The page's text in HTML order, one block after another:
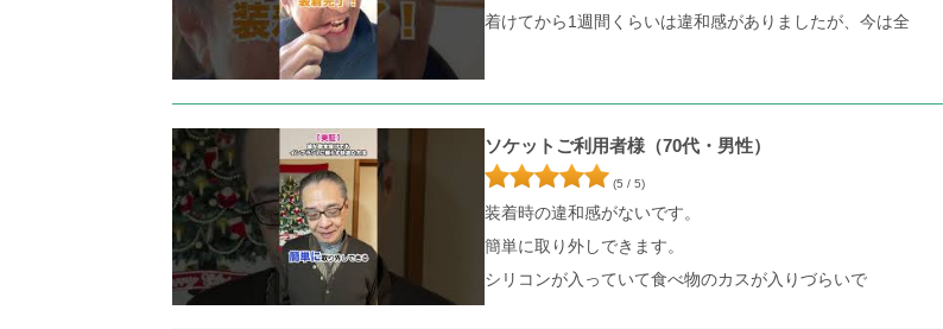
着けてから1週間くらいは違和感がありましたが、今は全
ソケットご利用者様（70代・男性）
(5 / 5)
装着時の違和感がないです。
簡単に取り外しできます。
シリコンが入っていて食べ物のカスが入りづらいで